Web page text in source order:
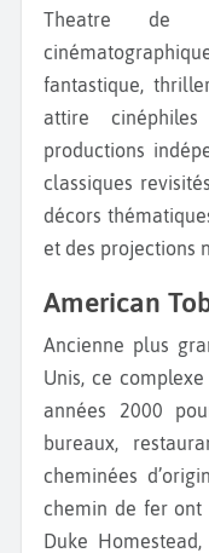
Theatre de
fantastique,
attire
productions
classiques
décors
et des projections
American
Ancienne plus grande manufacture de tabac des États-
Unis, ce
années 2000
bureaux,
cheminées
chemin de fer ont
Duke